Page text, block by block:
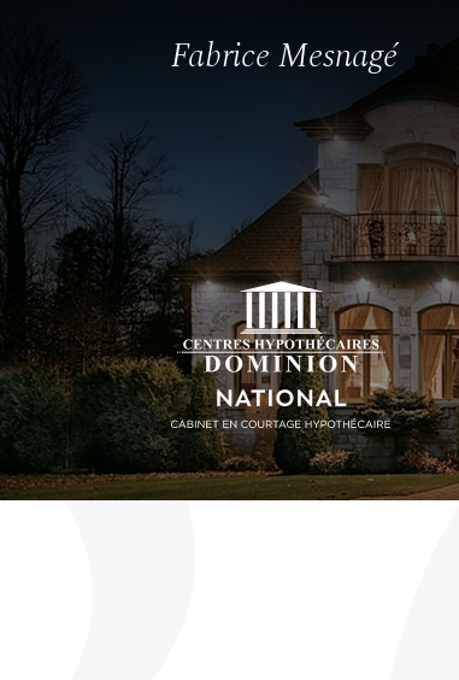
Fabrice Mesnagé